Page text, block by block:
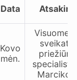
Data
Kovo
mėn.
specialistė